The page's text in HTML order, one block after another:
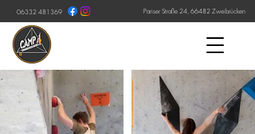
06332 481369 Pariser Straße 24, 66482 Zweibrücken